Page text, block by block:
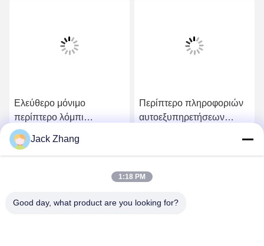
Ελεύθερο μόνιμο
περίπτερο λόμπι
ξενοδοχείων οθόνης αφής
με το τηλέφωνο
Πάρτε την καλύτερη τιμή
Περίπτερο πληροφοριών
αυτοεξυπηρετήσεων
διαφήμιση περίπτερων
Jack Zhang
1:18 PM
Good day, what product are you looking for?